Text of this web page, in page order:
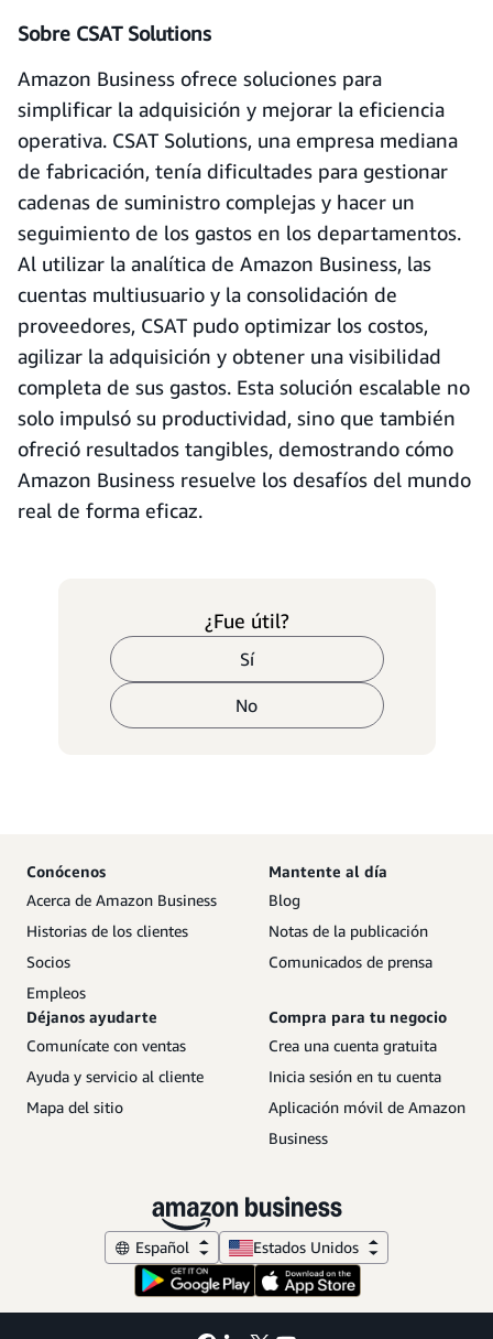
Sobre CSAT Solutions
Amazon Business ofrece soluciones para
simplificar la adquisición y mejorar la eficiencia
operativa. CSAT Solutions, una empresa mediana
de fabricación, tenía dificultades para gestionar
cadenas de suministro complejas y hacer un
seguimiento de los gastos en los departamentos.
Al utilizar la analítica de Amazon Business, las
cuentas multiusuario y la consolidación de
proveedores, CSAT pudo optimizar los costos,
agilizar la adquisición y obtener una visibilidad
completa de sus gastos. Esta solución escalable no
solo impulsó su productividad, sino que también
ofreció resultados tangibles, demostrando cómo
Amazon Business resuelve los desafíos del mundo
real de forma eficaz.
¿Fue útil?
Sí
No
Conócenos
Acerca de Amazon Business
Historias de los clientes
Socios
Empleos
Mantente al día
Blog
Notas de la publicación
Comunicados de prensa
Déjanos ayudarte
Comunícate con ventas
Ayuda y servicio al cliente
Mapa del sitio
Compra para tu negocio
Crea una cuenta gratuita
Inicia sesión en tu cuenta
Aplicación móvil de Amazon
Business
Español Estados Unidos